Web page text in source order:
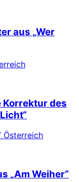
aus „Wer
Korrektur des
Österreich
„Am Weiher“